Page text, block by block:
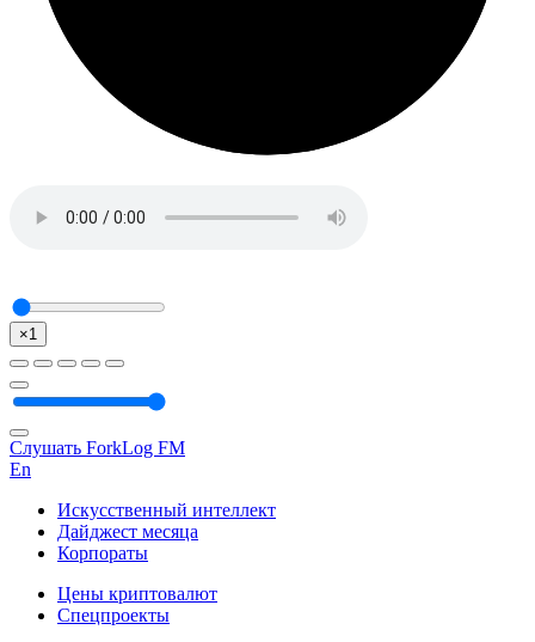
×1
Слушать ForkLog FM
En
Искусственный интеллект
Дайджест месяца
Корпораты
Цены криптовалют
Спецпроекты